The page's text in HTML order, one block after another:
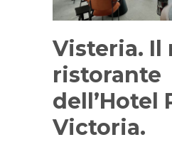
Visteria. Il
ristorante
dell’Hotel
Victoria.